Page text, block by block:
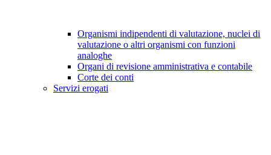
Organismi indipendenti di valutazione, nuclei di
valutazione o altri organismi con funzioni
analoghe
Organi di revisione amministrativa e contabile
Corte dei conti
Servizi erogati